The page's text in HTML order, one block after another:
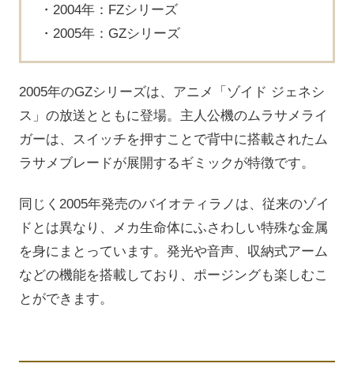
2004年：FZシリーズ
2005年：GZシリーズ
2005年のGZシリーズは、アニメ「ゾイド ジェネシ
ス」の放送とともに登場。主人公機のムラサメライ
ガーは、スイッチを押すことで背中に搭載されたム
ラサメブレードが展開するギミックが特徴です。
同じく2005年発売のバイオティラノは、従来のゾイ
ドとは異なり、メカ生命体にふさわしい特殊な金属
を身にまとっています。発光や音声、収納式アーム
などの機能を搭載しており、ポージングも楽しむこ
とができます。